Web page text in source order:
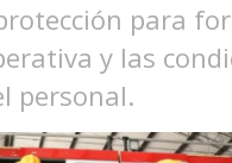
para
y las
personal.